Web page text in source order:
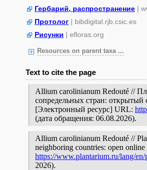
Гербарий, распространение |
Протолог | bibdigital.rjb.csic.es
Рисунки | efloras.org
Resources on parent taxa ...
Text to cite the page
Allium carolinianum Redouté //
сопредельных стран: открытый
[Электронный ресурс] URL:
(дата обращения: 06.08.2026).
Allium carolinianum Redouté //
neighboring countries: open
https://www.plantarium.ru/lang/
2026).